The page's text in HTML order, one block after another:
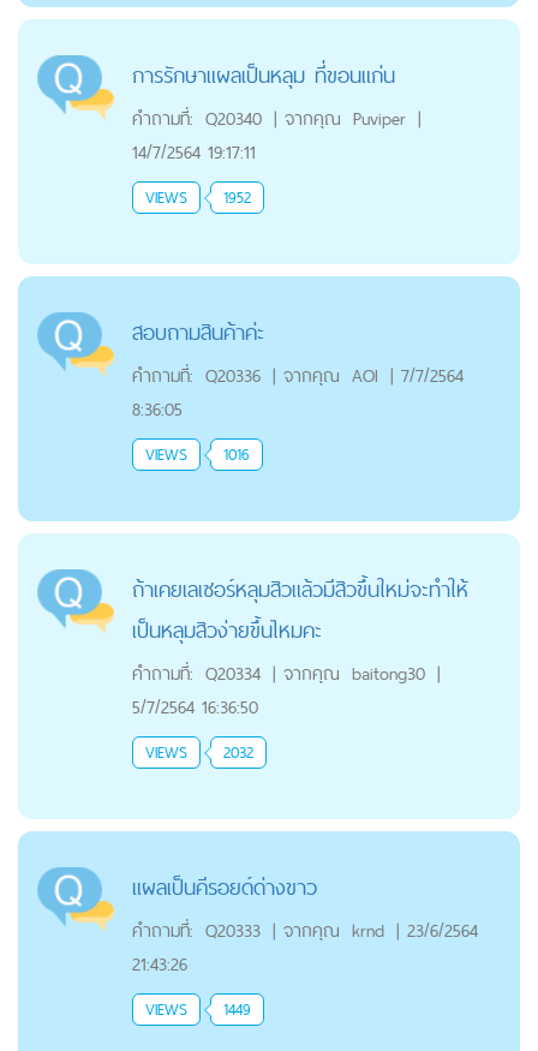
การรักษาแผลเป็นหลุม ที่ขอนแก่น
คำถามที่: Q20340 | จากคุณ Puviper |
14/7/2564 19:17:11
VIEWS 1952
สอบถามสินค้าค่ะ
คำถามที่: Q20336 | จากคุณ AOI | 7/7/2564
8:36:05
VIEWS 1016
ถ้าเคยเลเซอร์หลุมสิวแล้วมีสิวขึ้นใหม่จะทำให้
เป็นหลุมสิวง่ายขึ้นไหมคะ
คำถามที่: Q20334 | จากคุณ baitong30 |
5/7/2564 16:36:50
VIEWS 2032
แผลเป็นคีรอยด์ด่างขาว
คำถามที่: Q20333 | จากคุณ krnd | 23/6/2564
21:43:26
VIEWS 1449